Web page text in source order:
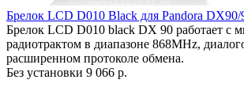
Брелок LCD D010 Black для Pandora DX90/
Брелок LCD D010 black DX 90 работает c
радиотрактом в диапазоне 868MHz,
расширенном протоколе обмена.
Без установки 9 066 р.